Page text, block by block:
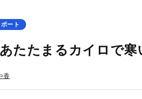
ート
たたまるカイロで寒
香